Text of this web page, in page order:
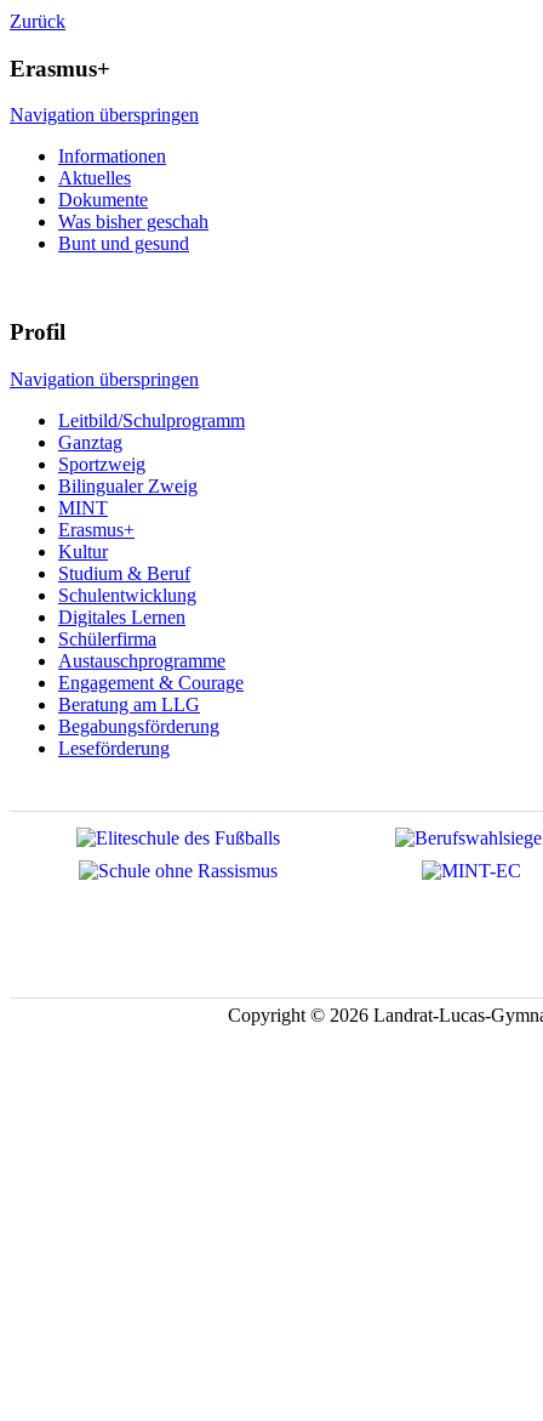
Zurück
Erasmus+
Navigation überspringen
Informationen
Aktuelles
Dokumente
Was bisher geschah
Bunt und gesund
Profil
Navigation überspringen
Leitbild/Schulprogramm
Ganztag
Sportzweig
Bilingualer Zweig
MINT
Erasmus+
Kultur
Studium & Beruf
Schulentwicklung
Digitales Lernen
Schülerfirma
Austauschprogramme
Engagement & Courage
Beratung am LLG
Begabungsförderung
Leseförderung
Copyright © 2026 Landrat-Lucas-